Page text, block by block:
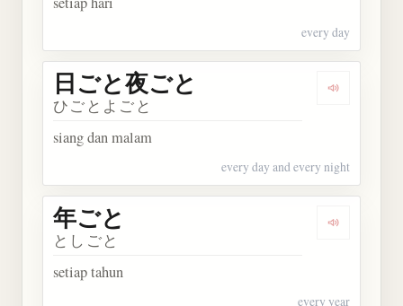
every day
Dengarkan
日ごと夜ごと
ひごとよごと
siang dan malam
every day and every night
Dengarkan
年ごと
としごと
setiap tahun
every year